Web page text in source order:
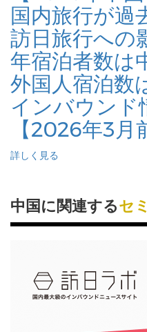
国内旅行が
訪日旅行への
年宿泊者数は
外国人宿泊数
インバウンド
【2026年3月
詳しく見る
中国に関連するセ